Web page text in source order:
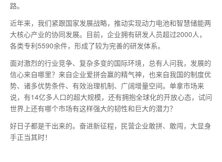
路。
近年来，我们紧跟国家发展战略，推动实现动力电池和智慧储能两
大核心产业的协同发展。目前，企业拥有研发人员超过2000人，
各类专利5590余件，形成了较为完善的研发体系。
面对激烈的行业竞争、复杂多变的国际环境，总有人问我，发展的
信心来自哪里？来自企业爱拼会赢的精气神，也来自我国的制度优
势、诸多优势条件、有效治理机制、广阔增量空间。单拿市场来
说，有14亿多人口的超大规模，还有拥抱全球化的开放心态，试问
世界上还有哪个市场有这样强大的韧性和巨大的潜力？
好日子都是干出来的。奋进新征程，民营企业敢拼、敢闯，大显身
手正当其时！